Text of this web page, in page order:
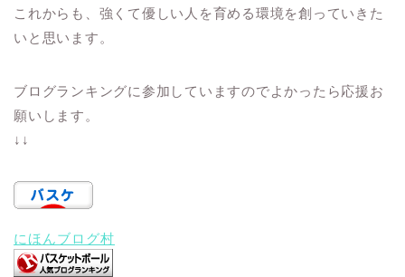
これからも、強くて優しい人を育める環境を創っていきた
いと思います。
ブログランキングに参加していますのでよかったら応援お
願いします。
↓↓
にほんブログ村